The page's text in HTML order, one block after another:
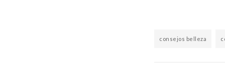
consejos belleza